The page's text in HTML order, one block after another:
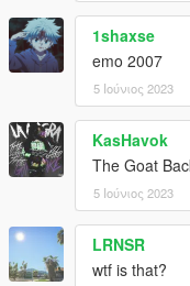
1shaxse
emo 2007
5 Ιούνιος 2023
KasHavok
The Goat
5 Ιούνιος 2023
LRNSR
wtf is that?